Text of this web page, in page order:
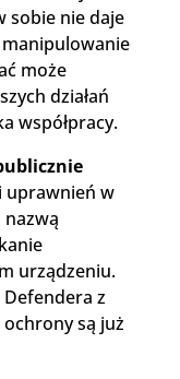
sobie nie daje
manipulowanie
może
działań
współpracy.
uprawnień w
urządzeniu.
z
są już